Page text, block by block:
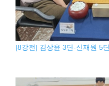
[8강전] 김상윤 3단-신재원 5